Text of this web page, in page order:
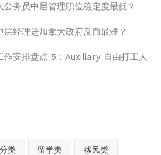
务员中层管理职位稳定度最低？
经理进加拿大政府反而最难？
安排盘点 5：Auxiliary 自由打工人
类 留学类 移民类